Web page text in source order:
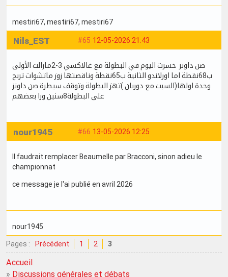
mestiri67, mestiri67, mestiri67
#65 12-05-2026 21:43
Nils_EST
صن داونز خسرت اليوم في البطولة مع غالاكسي 3-2مازالت الأولى
ب68نقطة اما اورلاندو الثانية ب65نقطة وناقصتها زوز ماتشوات تربح
وحدة اولها(السبت مع دوربان )تهز البطولة وتوقف سيطرة صن داونز
على البطولة8سنين ورا بعضهم
#66 13-05-2026 12:25
nour1945
Il faudrait remplacer Beaumelle par Bracconi, sinon adieu le
championnat
ce message je l'ai publié en avril 2026
nour1945
Pages : Précédent 1 2 3
Accueil
» Discussions générales et débats